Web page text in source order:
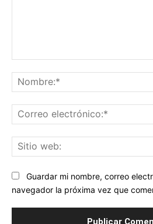
Guardar mi nombre, correo
navegador la próxima vez que